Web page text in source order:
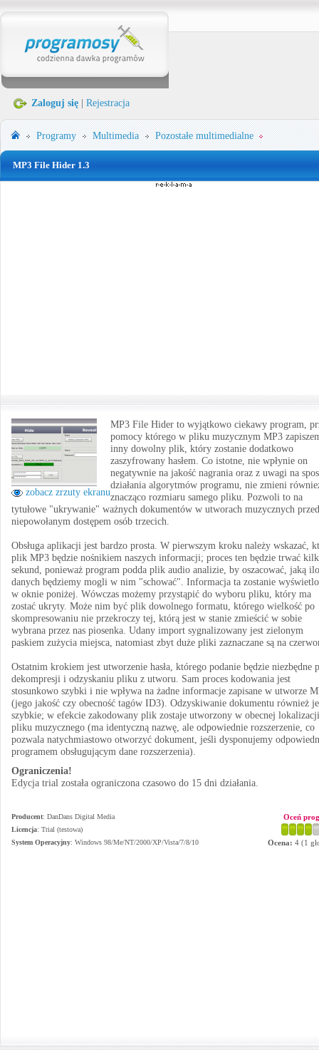
Zaloguj się Rejestracja
Programy Multimedia Pozostałe multimedialne
MP3 File Hider 1.3
zobacz zrzuty ekranu
MP3 File Hider to wyjątkowo ciekawy program,
pomocy którego w pliku muzycznym MP3
inny dowolny plik, który zostanie dodatkowo
zaszyfrowany hasłem. Co istotne, nie wpłynie on
negatywnie na jakość nagrania oraz z uwagi na
działania algorytmów programu, nie zmieni
znacząco rozmiaru samego pliku. Pozwoli to na
tytułowe "ukrywanie" ważnych dokumentów w utworach muzycznych przed
niepowołanym dostępem osób trzecich.
Obsługa aplikacji jest bardzo prosta. W pierwszym kroku należy wskazać,
plik MP3 będzie nośnikiem naszych informacji; proces ten będzie trwać
sekund, ponieważ program podda plik audio analizie, by oszacować, jaką
danych będziemy mogli w nim "schować". Informacja ta zostanie
w oknie poniżej. Wówczas możemy przystąpić do wyboru pliku, który ma
zostać ukryty. Może nim być plik dowolnego formatu, którego wielkość po
skompresowaniu nie przekroczy tej, którą jest w stanie zmieścić w sobie
wybrana przez nas piosenka. Udany import sygnalizowany jest zielonym
paskiem zużycia miejsca, natomiast zbyt duże pliki zaznaczane są na
Ostatnim krokiem jest utworzenie hasła, którego podanie będzie niezbędne
dekompresji i odzyskaniu pliku z utworu. Sam proces kodowania jest
stosunkowo szybki i nie wpływa na żadne informacje zapisane w utworze
(jego jakość czy obecność tagów ID3). Odzyskiwanie dokumentu również
szybkie; w efekcie zakodowany plik zostaje utworzony w obecnej lokalizacji
pliku muzycznego (ma identyczną nazwę, ale odpowiednie rozszerzenie, co
pozwala natychmiastowo otworzyć dokument, jeśli dysponujemy
programem obsługującym dane rozszerzenia).
Ograniczenia!
Edycja trial została ograniczona czasowo do 15 dni działania.
Producent: DanDans Digital Media
Licencja: Trial (testowa)
System Operacyjny: Windows 98/Me/NT/2000/XP/Vista/7/8/10
Oceń
Ocena: 4 (1